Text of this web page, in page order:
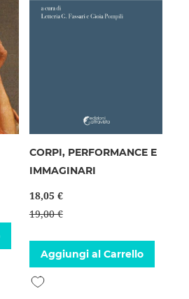
CORPI, PERFORMANCE E
IMMAGINARI
18,05 €
19,00 €
Aggiungi al Carrello
Aggiungi alla lista desideri